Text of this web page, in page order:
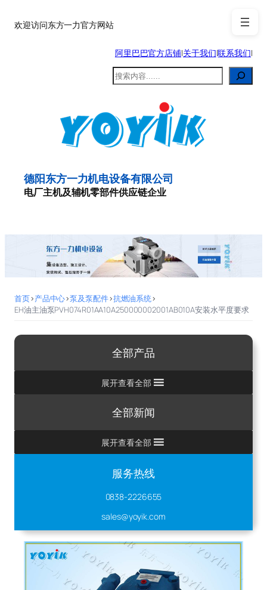
至欢迎访问东方一力官方网站
阿里巴巴官方店铺|关于我们|联系我们|
搜
索
德阳东方一力机电设备有限公司
电厂主机及辅机零部件供应链企业
首页>产品中心>泵及泵配件>抗燃油系统>
EH油主油泵PVH074R01AA10A250000002001AB010A安装水平度要求
全部产品
展开查看全部
全部新闻
展开查看全部
服务热线
0838-2226655
sales@yoyik.com